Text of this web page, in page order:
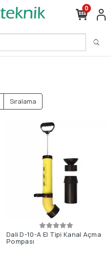
0
Sıralama
Dali D-10-A El Tipi Kanal Açma
Pompası